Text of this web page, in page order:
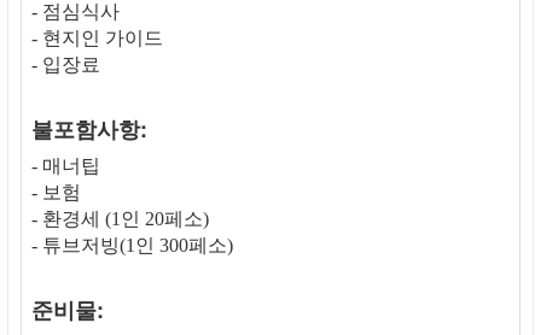
- 점심식사
- 현지인 가이드
- 입장료
불포함사항:
- 매너팁
- 보험
- 환경세 (1인 20페소)
- 튜브저빙(1인 300페소)
준비물: